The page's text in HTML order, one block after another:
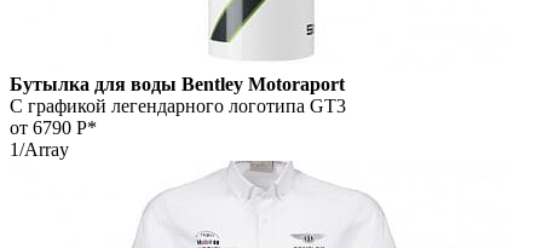
Бутылка для воды Bentley Motoraport
С графикой легендарного логотипа GT3
от 6790 Р*
1/Array